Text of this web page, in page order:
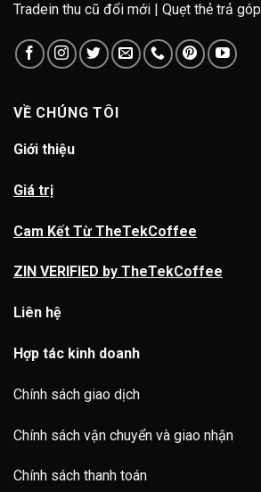
Tradein thu cũ đổi mới | Quẹt thẻ trả góp
VỀ CHÚNG TÔI
Giới thiệu
Giá trị
Cam Kết Từ TheTekCoffee
ZIN VERIFIED by TheTekCoffee
Liên hệ
Hợp tác kinh doanh
Chính sách giao dịch
Chính sách vận chuyển và giao nhận
Chính sách thanh toán